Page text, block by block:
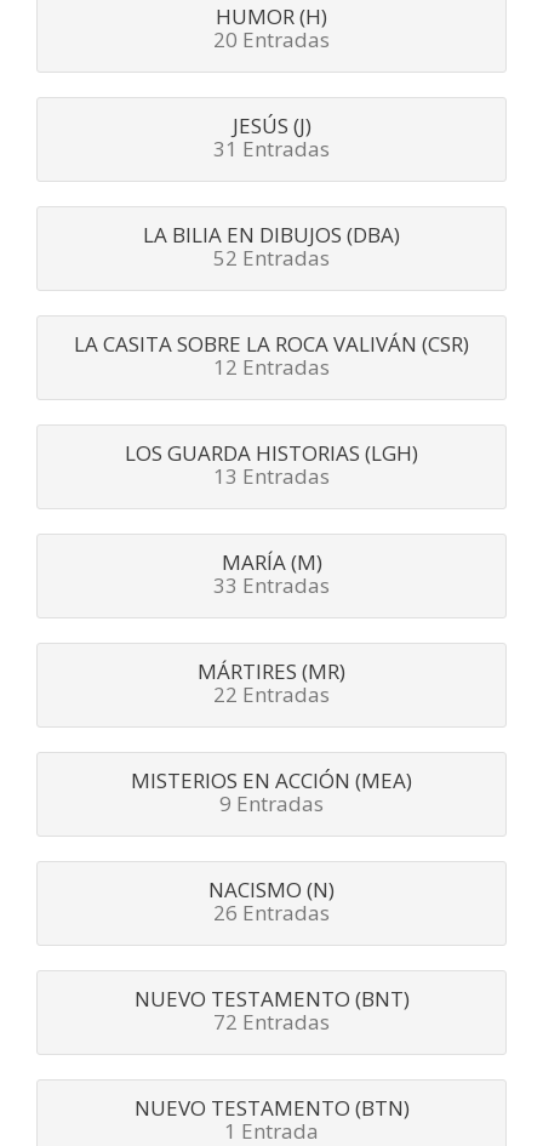
HUMOR (H)
20 Entradas
JESÚS (J)
31 Entradas
LA BILIA EN DIBUJOS (DBA)
52 Entradas
LA CASITA SOBRE LA ROCA VALIVÁN (CSR)
12 Entradas
LOS GUARDA HISTORIAS (LGH)
13 Entradas
MARÍA (M)
33 Entradas
MÁRTIRES (MR)
22 Entradas
MISTERIOS EN ACCIÓN (MEA)
9 Entradas
NACISMO (N)
26 Entradas
NUEVO TESTAMENTO (BNT)
72 Entradas
NUEVO TESTAMENTO (BTN)
1 Entrada